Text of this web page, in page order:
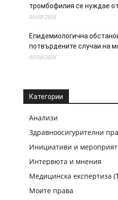
тромбофилия се нуждае
05/08/2026
Епидемиологична
потвърдените случаи на
05/08/2026
Категории
Анализи
Здравноосигурителни
Инициативи и
Интервюта и мнения
Медицинска експертиза
Моите права